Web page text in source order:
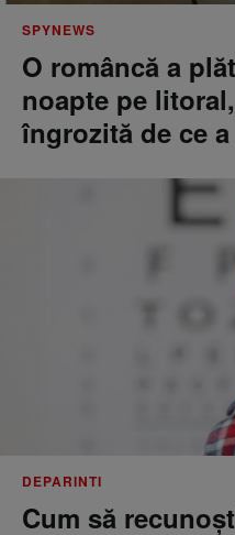
SPYNEWS
O româncă a
noapte pe
îngrozită de ce
DEPARINTI
Cum să